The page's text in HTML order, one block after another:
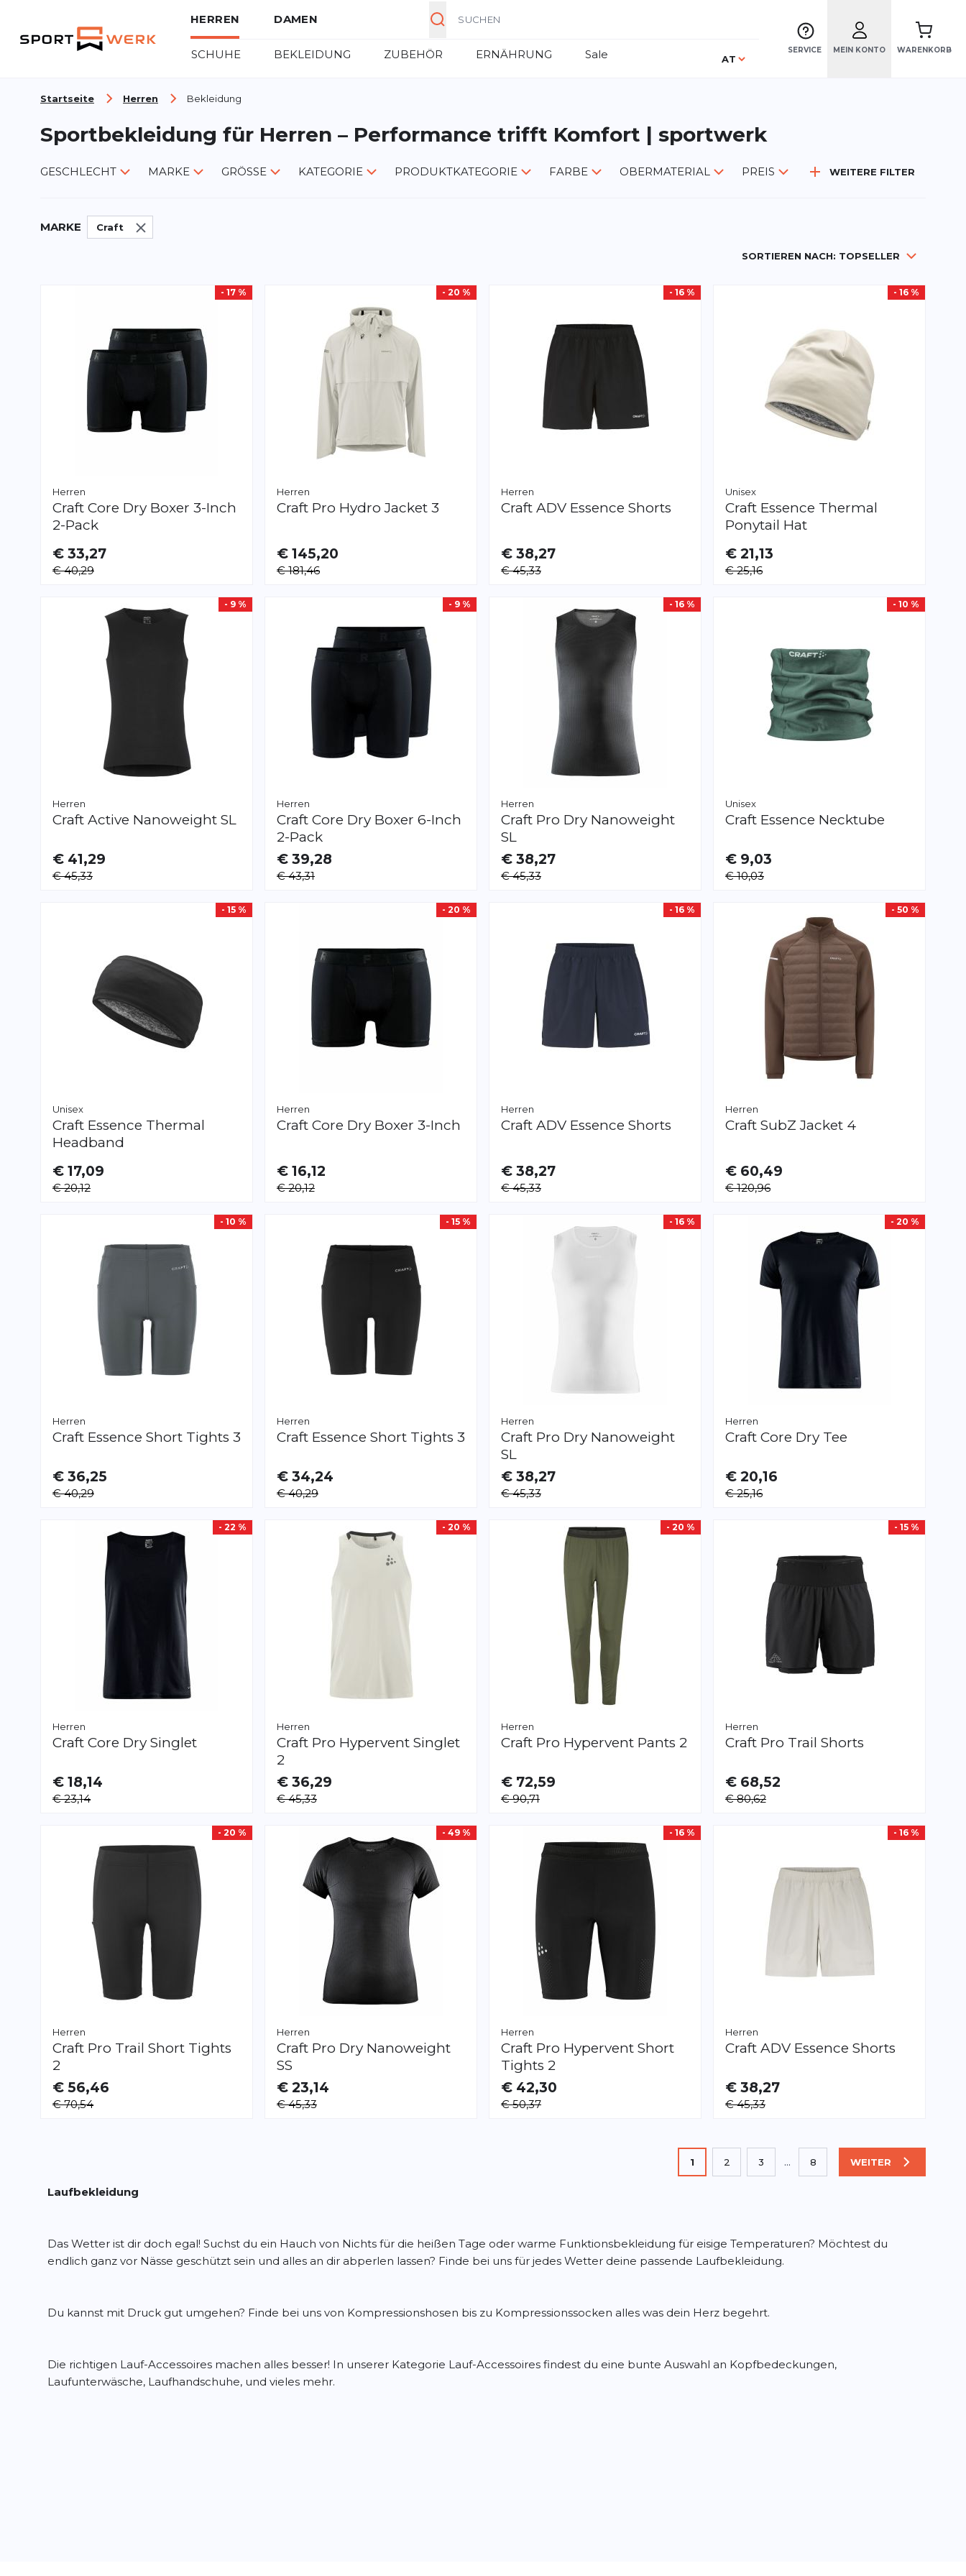
HERREN DAMEN
SCHUHE BEKLEIDUNG ZUBEHÖR ERNÄHRUNG Sale Sprache
AT
SERVICE MEIN KONTO WARENKORB
Startseite Herren Bekleidung
Sportbekleidung für Herren – Performance trifft Komfort | sportwerk
GESCHLECHT MARKE GRÖSSE KATEGORIE PRODUKTKATEGORIE FARBE OBERMATERIAL PREIS WEITERE FILTER
MARKE Craft
SORTIEREN NACH: TOPSELLER
- 17 %
Herren
Craft Core Dry Boxer 3-Inch
2-Pack
VERFÜGBAR
SMLXLXXL
€ 33,27
€ 40,29
- 20 %
Herren
Craft Pro Hydro Jacket 3
VERFÜGBAR
SXLXXL
€ 145,20
€ 181,46
- 16 %
Herren
Craft ADV Essence Shorts
VERFÜGBAR
SMLXLXXL
€ 38,27
€ 45,33
- 16 %
Unisex
Craft Essence Thermal
Ponytail Hat
€ 21,13
€ 25,16
- 9 %
Herren
Craft Active Nanoweight SL
VERFÜGBAR
SMLXLXXL
€ 41,29
€ 45,33
- 9 %
Herren
Craft Core Dry Boxer 6-Inch
2-Pack
VERFÜGBAR
SMLXLXXL
€ 39,28
€ 43,31
- 16 %
Herren
Craft Pro Dry Nanoweight
SL
VERFÜGBAR
XSSLXLXXL
€ 38,27
€ 45,33
- 10 %
Unisex
Craft Essence Necktube
€ 9,03
€ 10,03
- 15 %
Unisex
Craft Essence Thermal
Headband
€ 17,09
€ 20,12
- 20 %
Herren
Craft Core Dry Boxer 3-Inch
VERFÜGBAR
SMLXLXXL
€ 16,12
€ 20,12
- 16 %
Herren
Craft ADV Essence Shorts
VERFÜGBAR
SMXL
€ 38,27
€ 45,33
- 50 %
Herren
Craft SubZ Jacket 4
VERFÜGBAR
SL
€ 60,49
€ 120,96
- 10 %
Herren
Craft Essence Short Tights 3
VERFÜGBAR
SMLXLXXL
€ 36,25
€ 40,29
- 15 %
Herren
Craft Essence Short Tights 3
VERFÜGBAR
SMLXLXXL
€ 34,24
€ 40,29
- 16 %
Herren
Craft Pro Dry Nanoweight
SL
VERFÜGBAR
XSLXLXXL
€ 38,27
€ 45,33
- 20 %
Herren
Craft Core Dry Tee
VERFÜGBAR
SMXL
€ 20,16
€ 25,16
- 22 %
Herren
Craft Core Dry Singlet
VERFÜGBAR
S
€ 18,14
€ 23,14
- 20 %
Herren
Craft Pro Hypervent Singlet
2
VERFÜGBAR
SXL
€ 36,29
€ 45,33
- 20 %
Herren
Craft Pro Hypervent Pants 2
VERFÜGBAR
M
€ 72,59
€ 90,71
- 15 %
Herren
Craft Pro Trail Shorts
VERFÜGBAR
SMLXLXXL
€ 68,52
€ 80,62
- 20 %
Herren
Craft Pro Trail Short Tights
2
VERFÜGBAR
SXLXXL
€ 56,46
€ 70,54
- 49 %
Herren
Craft Pro Dry Nanoweight
SS
VERFÜGBAR
S
€ 23,14
€ 45,33
- 16 %
Herren
Craft Pro Hypervent Short
Tights 2
VERFÜGBAR
XLXXL
€ 42,30
€ 50,37
- 16 %
Herren
Craft ADV Essence Shorts
VERFÜGBAR
SMXLXXL
€ 38,27
€ 45,33
Sie lesen gerade die Seite
1
Seite
2
Seite
3 ...
Seite
8 SEITE
WEITER
Laufbekleidung
Das Wetter ist dir doch egal! Suchst du ein Hauch von Nichts für die heißen Tage oder warme Funktionsbekleidung für eisige Temperaturen? Möchtest du
endlich ganz vor Nässe geschützt sein und alles an dir abperlen lassen? Finde bei uns für jedes Wetter deine passende Laufbekleidung.
Du kannst mit Druck gut umgehen? Finde bei uns von Kompressionshosen bis zu Kompressionssocken alles was dein Herz begehrt.
Die richtigen Lauf-Accessoires machen alles besser! In unserer Kategorie Lauf-Accessoires findest du eine bunte Auswahl an Kopfbedeckungen,
Laufunterwäsche, Laufhandschuhe, und vieles mehr.